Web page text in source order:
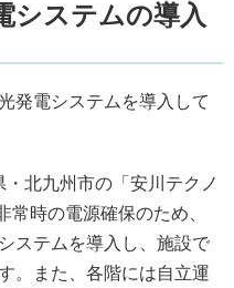
システムの導入
発電システムを導入して
北九州市の「安川テクノ
常時の電源確保のため、
ステムを導入し、施設で
。また、各階には自立運